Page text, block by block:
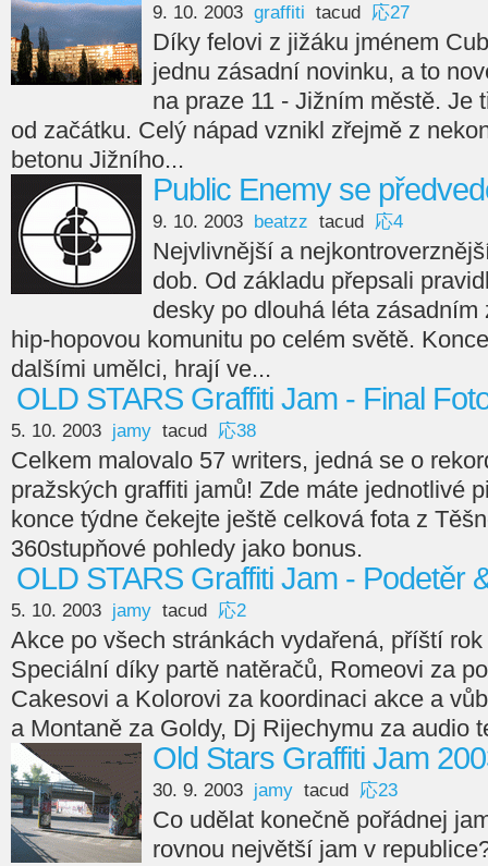
9. 10. 2003 graffiti tacud 応27
Díky felovi z jižáku jménem
jednu zásadní novinku, a to
na praze 11 - Jižním městě. Je
od začátku. Celý nápad vznikl zřejmě z
betonu Jižního...
Public Enemy se
9. 10. 2003 beatzz tacud 応4
Nejvlivnější a
dob. Od základu přepsali
desky po dlouhá léta
hip-hopovou komunitu po celém světě.
dalšími umělci, hrají ve...
OLD STARS Graffiti Jam - Final
5. 10. 2003 jamy tacud 応38
Celkem malovalo 57 writers, jedná se o
pražských graffiti jamů! Zde máte jednotlivé
konce týdne čekejte ještě celková fota z
360stupňové pohledy jako bonus.
OLD STARS Graffiti Jam - Podetěr
5. 10. 2003 jamy tacud 応2
Akce po všech stránkách vydařená, příští
Speciální díky partě natěračů, Romeovi za
Cakesovi a Kolorovi za koordinaci akce a
a Montaně za Goldy, Dj Rijechymu za audio
Old Stars Graffiti Jam
30. 9. 2003 jamy tacud 応23
Co udělat konečně pořádnej
rovnou největší jam v